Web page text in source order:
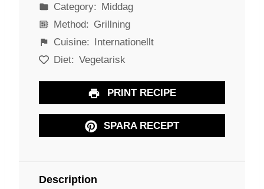
Category: Middag
Method: Grillning
Cuisine: Internationellt
Diet: Vegetarisk
PRINT RECIPE
SPARA RECEPT
Description